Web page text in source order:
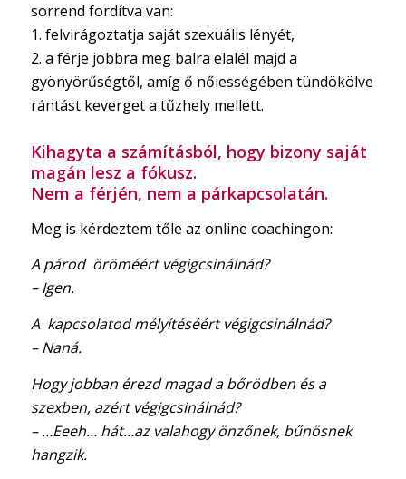
sorrend fordítva van:
1. felvirágoztatja saját szexuális lényét,
2. a férje jobbra meg balra elalél majd a
gyönyörűségtől, amíg ő nőiességében tündökölve
rántást keverget a tűzhely mellett.
Kihagyta a számításból, hogy bizony saját
magán lesz a fókusz.
Nem a férjén, nem a párkapcsolatán.
Meg is kérdeztem tőle az online coachingon:
A párod öröméért végigcsinálnád?
– Igen.
A kapcsolatod mélyítéséért végigcsinálnád?
– Naná.
Hogy jobban érezd magad a bőrödben és a
szexben, azért végigcsinálnád?
– …Eeeh… hát…az valahogy önzőnek, bűnösnek
hangzik.